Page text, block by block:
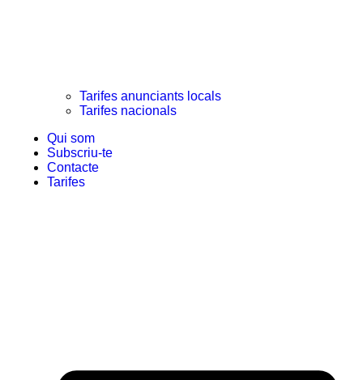
Tarifes anunciants locals
Tarifes nacionals
Qui som
Subscriu-te
Contacte
Tarifes